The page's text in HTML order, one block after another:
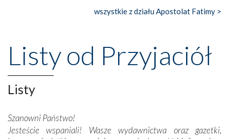
Nasze pielgrzymkowe wyprawy, których celem były
wznoszono na chwałę Bożą, na przykład – w podzięce za
Opatrznościową pomoc w wygranej bitwie o
niepodległość kraju. Zachwyt budziła potężna, a zarazem
misterna architektura tych monumentalnych dzieł,
wspaniałe zdobienia, dbałość ich twórców o detale,
budowniczych.
wszystkie z działu Apostolat Fatimy >
Listy od Przyjaciół
Listy
Szanowni Państwo!
Jesteście wspaniali! Wasze wydawnictwa oraz gazetki,